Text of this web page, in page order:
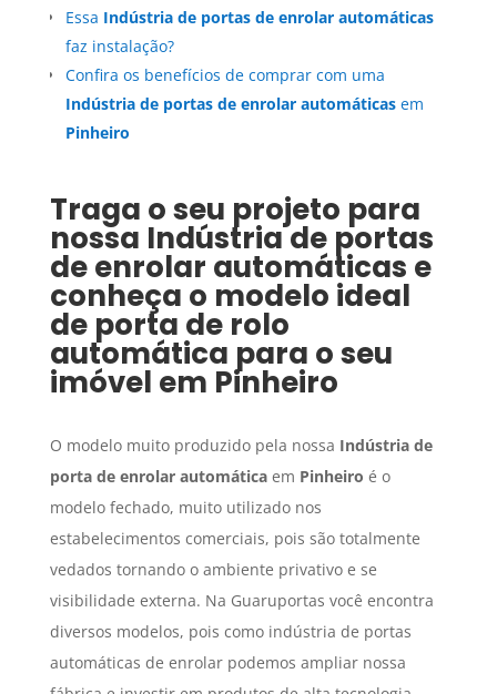
Essa Indústria de portas de enrolar automáticas
faz instalação?
Confira os benefícios de comprar com uma
Indústria de portas de enrolar automáticasem
Pinheiro
Traga o seu projeto para
nossa Indústria de portas
de enrolar automáticas e
conheça o modelo ideal
de porta de rolo
automática para o seu
imóvel em Pinheiro
O modelo muito produzido pela nossa Indústria de
porta de enrolar automáticaem Pinheiro é o
modelo fechado, muito utilizado nos
estabelecimentos comerciais, pois são totalmente
vedados tornando o ambiente privativo e se
visibilidade externa. Na Guaruportas você encontra
diversos modelos, pois como indústria de portas
automáticas de enrolar podemos ampliar nossa